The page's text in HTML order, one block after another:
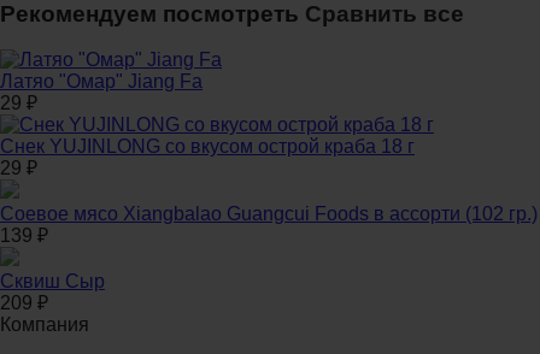
Рекомендуем посмотреть Сравнить все
Латяо "Омар" Jiang Fa
29 ₽
Снек YUJINLONG со вкусом острой краба 18 г
29 ₽
Соевое мясо Xiangbalao Guangcui Foods в ассорти (102 гр.)
139 ₽
Сквиш Сыр
209 ₽
Компания